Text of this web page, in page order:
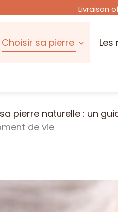
Livraison
Choisir sa pierre Les
pierre naturelle : un
de vie